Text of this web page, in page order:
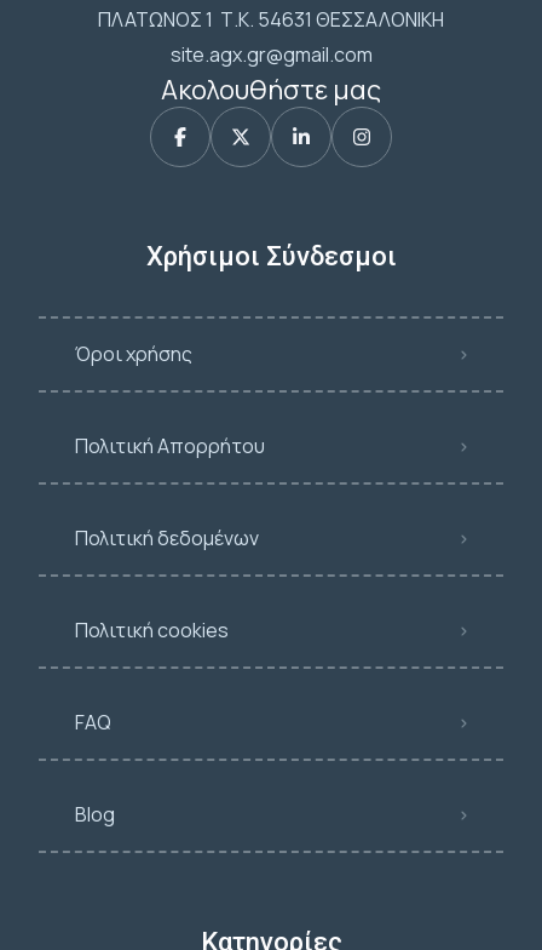
ΠΛΑΤΩΝΟΣ 1 Τ.Κ. 54631 ΘΕΣΣΑΛΟΝΙΚΗ
site.agx.gr@gmail.com
Ακολουθήστε μας
Χρήσιμοι Σύνδεσμοι
Όροι χρήσης
Πολιτική Απορρήτου
Πολιτική δεδομένων
Πολιτική cookies
FAQ
Blog
Κατηγορίες